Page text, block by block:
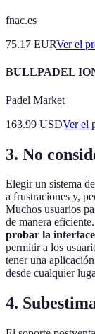
fnac.es
75.17 EURVer el
BULLPADEL
Padel Market
163.99 USDVer el
3. No
Elegir un sistema
a frustraciones y,
Muchos usuarios
de manera
probar la interface
permitir a los
tener una
desde cualquier
4.